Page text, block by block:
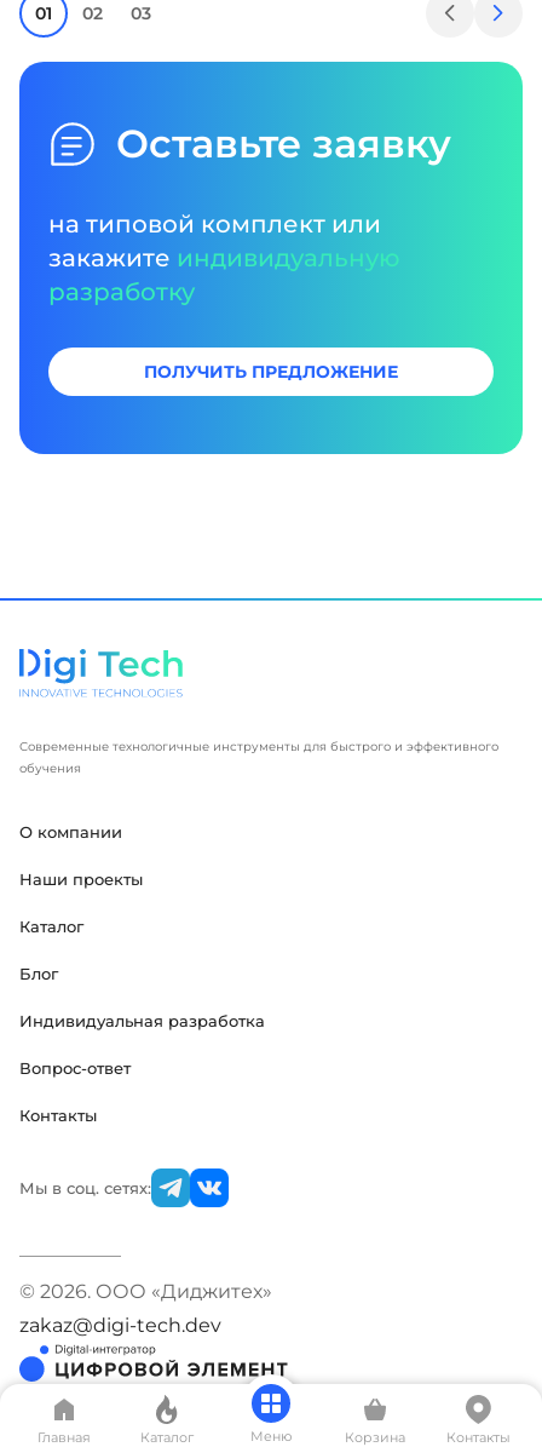
01 02 03
Оставьте заявку
на типовой комплект или
закажите индивидуальную
разработку
ПОЛУЧИТЬ ПРЕДЛОЖЕНИЕ
Современные технологичные инструменты для быстрого и эффективного
обучения
О компании
Наши проекты
Каталог
Блог
Индивидуальная разработка
Вопрос-ответ
Контакты
Мы в соц. сетях:
© 2026. ООО «Диджитех»
zakaz@digi-tech.dev
Главная Каталог Меню Корзина Контакты